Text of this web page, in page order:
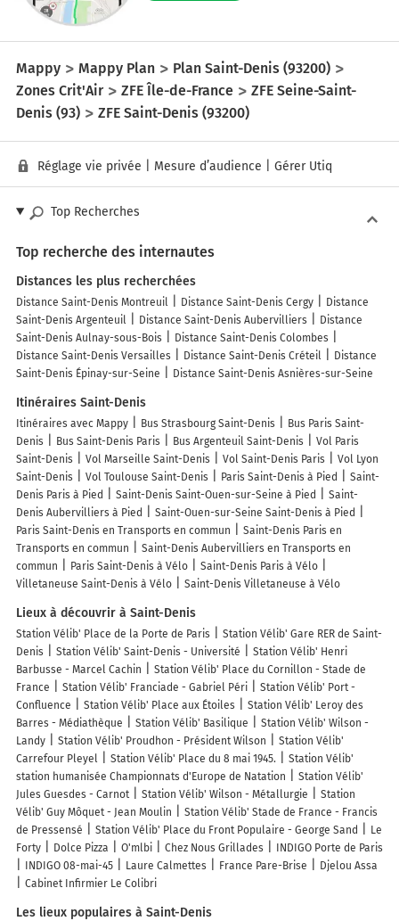
Mappy Mappy Plan
Plan Saint-Denis (93200)
Zones Crit'Air
ZFE Île-de-France
ZFE Seine-Saint-
Denis (93)
ZFE Saint-Denis (93200)
Réglage vie privée Mesure d’audience Gérer Utiq
Top Recherches
Top recherche des internautes
Distances les plus recherchées
Distance Saint-Denis Montreuil Distance Saint-Denis Cergy
Distance
Saint-Denis Argenteuil
Distance Saint-Denis Aubervilliers
Distance
Saint-Denis Aulnay-sous-Bois
Distance Saint-Denis Colombes
Distance Saint-Denis Versailles
Distance Saint-Denis Créteil
Distance
Saint-Denis Épinay-sur-Seine
Distance Saint-Denis Asnières-sur-Seine
Itinéraires Saint-Denis
Itinéraires avec Mappy Bus Strasbourg Saint-Denis
Bus Paris Saint-
Denis
Bus Saint-Denis Paris Bus Argenteuil Saint-Denis
Vol Paris
Saint-Denis
Vol Marseille Saint-Denis Vol Saint-Denis Paris
Vol Lyon
Saint-Denis
Vol Toulouse Saint-Denis Paris Saint-Denis à Pied
Saint-
Denis Paris à Pied
Saint-Denis Saint-Ouen-sur-Seine à Pied
Saint-
Denis Aubervilliers à Pied
Saint-Ouen-sur-Seine Saint-Denis à Pied
Paris Saint-Denis en Transports en commun
Saint-Denis Paris en
Transports en commun
Saint-Denis Aubervilliers en Transports en
commun
Paris Saint-Denis à Vélo
Saint-Denis Paris à Vélo
Villetaneuse Saint-Denis à Vélo
Saint-Denis Villetaneuse à Vélo
Lieux à découvrir à Saint-Denis
Station Vélib' Place de la Porte de Paris
Station Vélib' Gare RER de Saint-
Denis
Station Vélib' Saint-Denis - Université
Station Vélib' Henri
Barbusse - Marcel Cachin
Station Vélib' Place du Cornillon - Stade de
France
Station Vélib' Franciade - Gabriel Péri
Station Vélib' Port -
Confluence
Station Vélib' Place aux Étoiles
Station Vélib' Leroy des
Barres - Médiathèque
Station Vélib' Basilique
Station Vélib' Wilson -
Landy
Station Vélib' Proudhon - Président Wilson
Station Vélib'
Carrefour Pleyel
Station Vélib' Place du 8 mai 1945.
Station Vélib'
station humanisée Championnats d'Europe de Natation
Station Vélib'
Jules Guesdes - Carnot
Station Vélib' Wilson - Métallurgie
Station
Vélib' Guy Môquet - Jean Moulin
Station Vélib' Stade de France - Francis
de Pressensé
Station Vélib' Place du Front Populaire - George Sand
Le
Forty
Dolce Pizza O'mlbi Chez Nous Grillades
INDIGO Porte de Paris
INDIGO 08-mai-45
Laure Calmettes France Pare-Brise
Djelou Assa
Cabinet Infirmier Le Colibri
Les lieux populaires à Saint-Denis